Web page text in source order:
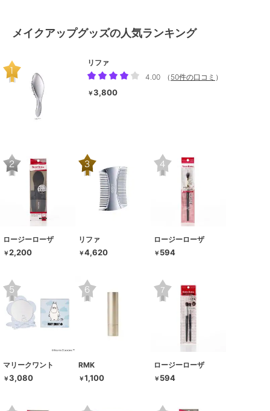
メイクアップグッズの人気ランキング
リファ
4.00
（ 50件の口コミ ）
￥3,800
ロージーローザ
￥2,200
リファ
￥4,620
ロージーローザ
￥ 594
マリークワント
￥3,080
RMK
￥1,100
ロージーローザ
￥ 594